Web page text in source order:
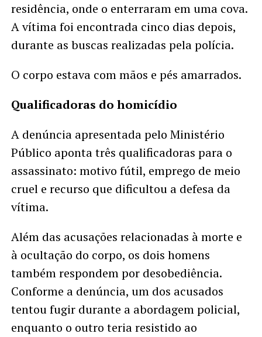
residência, onde o enterraram em uma cova.
A vítima foi encontrada cinco dias depois,
durante as buscas realizadas pela polícia.
O corpo estava com mãos e pés amarrados.
Qualificadoras do homicídio
A denúncia apresentada pelo Ministério
Público aponta três qualificadoras para o
assassinato: motivo fútil, emprego de meio
cruel e recurso que dificultou a defesa da
vítima.
Além das acusações relacionadas à morte e
à ocultação do corpo, os dois homens
também respondem por desobediência.
Conforme a denúncia, um dos acusados
tentou fugir durante a abordagem policial,
enquanto o outro teria resistido ao